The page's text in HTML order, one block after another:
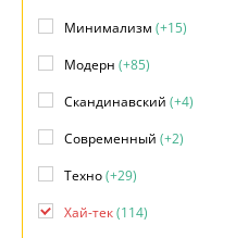
Минимализм (+15)
Модерн (+85)
Скандинавский (+4)
Современный (+2)
Техно(+29)
Хай-тек(114)